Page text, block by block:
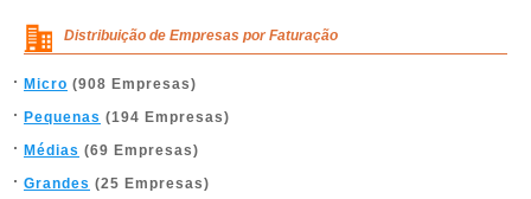
Distribuição de Empresas por Faturação
Micro (908 Empresas)
Pequenas (194 Empresas)
Médias (69 Empresas)
Grandes (25 Empresas)